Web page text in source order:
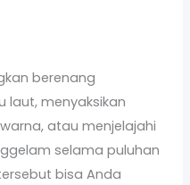
berenang
laut, menyaksikan
atau menjelajahi
selama puluhan
bisa Anda